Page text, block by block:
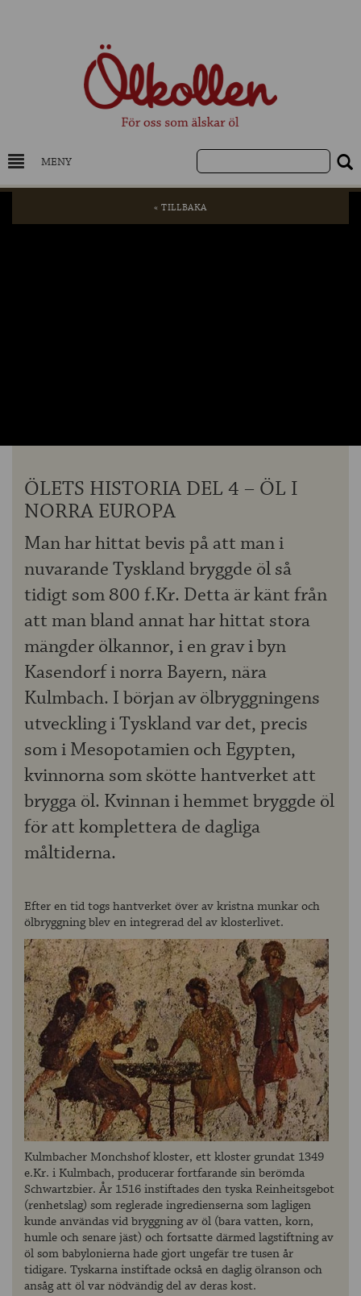
MENY
DRYCKESKUNSKAP
« TILLBAKA
ÖLETS HISTORIA DEL 4 – ÖL I
NORRA EUROPA
Man har hittat bevis på att man i
nuvarande Tyskland bryggde öl så
tidigt som 800 f.Kr. Detta är känt från
att man bland annat har hittat stora
mängder ölkannor, i en grav i byn
Kasendorf i norra Bayern, nära
Kulmbach. I början av ölbryggningens
utveckling i Tyskland var det, precis
som i Mesopotamien och Egypten,
kvinnorna som skötte hantverket att
brygga öl. Kvinnan i hemmet bryggde öl
för att komplettera de dagliga
måltiderna.
Efter en tid togs hantverket över av kristna munkar och
ölbryggning blev en integrerad del av klosterlivet.
Kulmbacher Monchshof kloster, ett kloster grundat 1349
e.Kr. i Kulmbach, producerar fortfarande sin berömda
Schwartzbier. År 1516 instiftades den tyska Reinheitsgebot
(renhetslag) som reglerade ingredienserna som lagligen
kunde användas vid bryggning av öl (bara vatten, korn,
humle och senare jäst) och fortsatte därmed lagstiftning av
öl som babylonierna hade gjort ungefär tre tusen år
tidigare. Tyskarna instiftade också en daglig ölranson och
ansåg att öl var nödvändig del av deras kost.